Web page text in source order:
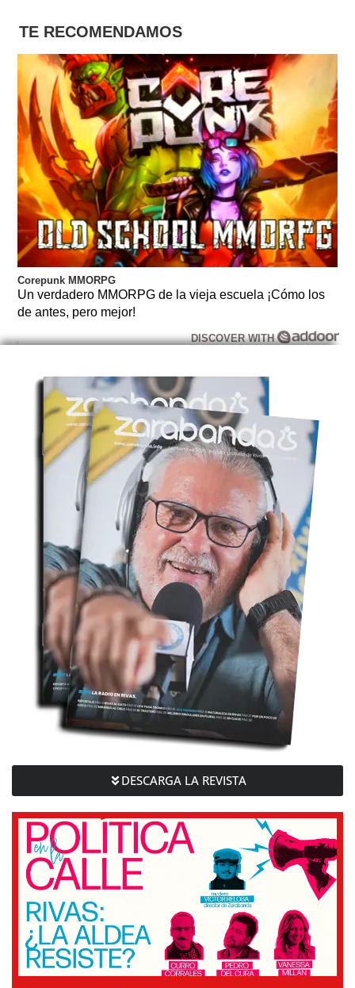
TE RECOMENDAMOS
Corepunk MMORPG
Un verdadero MMORPG de la vieja escuela ¡Cómo los
de antes, pero mejor!
DISCOVER WITH
DESCARGA LA REVISTA